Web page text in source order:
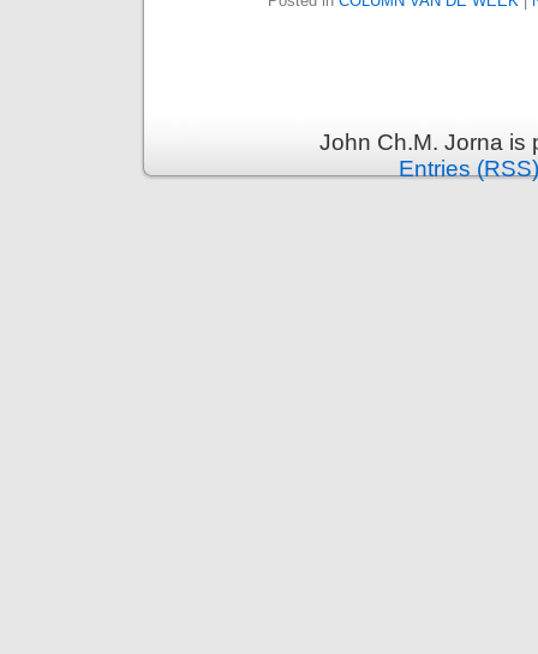
John Ch.M. Jorna
Entries (RSS)